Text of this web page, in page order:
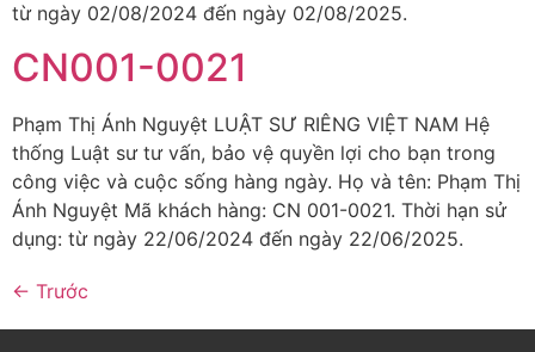
từ ngày 02/08/2024 đến ngày 02/08/2025.
CN001-0021
Phạm Thị Ánh Nguyệt LUẬT SƯ RIÊNG VIỆT NAM Hệ
thống Luật sư tư vấn, bảo vệ quyền lợi cho bạn trong
công việc và cuộc sống hàng ngày. Họ và tên: Phạm Thị
Ánh Nguyệt Mã khách hàng: CN 001-0021. Thời hạn sử
dụng: từ ngày 22/06/2024 đến ngày 22/06/2025.
← Trước